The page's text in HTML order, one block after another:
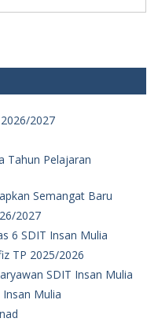
2027
Tahun Pelajaran
Semangat Baru
2027
6 SDIT Insan Mulia
TP 2025/2026
SDIT Insan Mulia
Insan Mulia